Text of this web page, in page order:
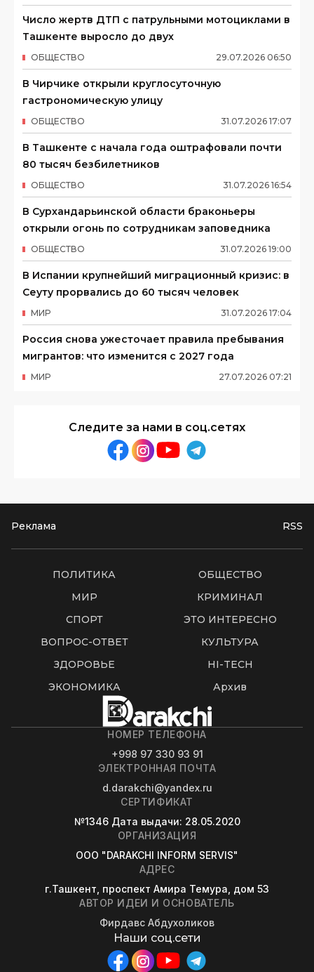
Число жертв ДТП с патрульными мотоциклами в
Ташкенте выросло до двух
29.07.2026 06:50
ОБЩЕСТВО
В Чирчике открыли круглосуточную
гастрономическую улицу
31.07.2026 17:07
ОБЩЕСТВО
В Ташкенте с начала года оштрафовали почти
80 тысяч безбилетников
31.07.2026 16:54
ОБЩЕСТВО
В Сурхандарьинской области браконьеры
открыли огонь по сотрудникам заповедника
31.07.2026 19:00
ОБЩЕСТВО
В Испании крупнейший миграционный кризис: в
Сеуту прорвались до 60 тысяч человек
31.07.2026 17:04
МИР
Россия снова ужесточает правила пребывания
мигрантов: что изменится с 2027 года
27.07.2026 07:21
МИР
Следите за нами в соц.сетях
Реклама RSS
ПОЛИТИКА
ОБЩЕСТВО
МИР
КРИМИНАЛ
СПОРТ
ЭТО ИНТЕРЕСНО
ВОПРОС-ОТВЕТ
КУЛЬТУРА
ЗДОРОВЬЕ
HI-TECH
ЭКОНОМИКА
Архив
НОМЕР ТЕЛЕФОНА
+998 97 330 93 91
ЭЛЕКТРОННАЯ ПОЧТА
d.darakchi@yandex.ru
СЕРТИФИКАТ
№1346 Дата выдачи: 28.05.2020
ОРГАНИЗАЦИЯ
OOO "DARAKCHI INFORM SERVIS"
АДРЕС
г.Ташкент, проспект Амира Темура, дом 53
АВТОР ИДЕИ И ОСНОВАТЕЛЬ
Фирдавс Абдухоликов
Наши соц.сети